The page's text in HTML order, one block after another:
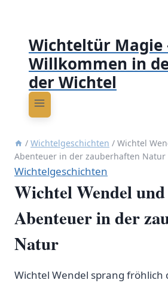
Wichteltür Magie
Willkommen in
der Wichtel
/ Wichtelgeschichten / Wichtel
Abenteuer in der zauberhaften Natur
Wichtelgeschichten
Wichtel Wendel und
Abenteuer in der
Natur
Wichtel Wendel sprang fröhlich